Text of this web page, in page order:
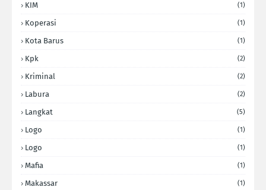
KIM (1)
Koperasi (1)
Kota Barus (1)
Kpk (2)
Kriminal (2)
Labura (2)
Langkat (5)
Logo (1)
Logo (1)
Mafia (1)
Makassar (1)